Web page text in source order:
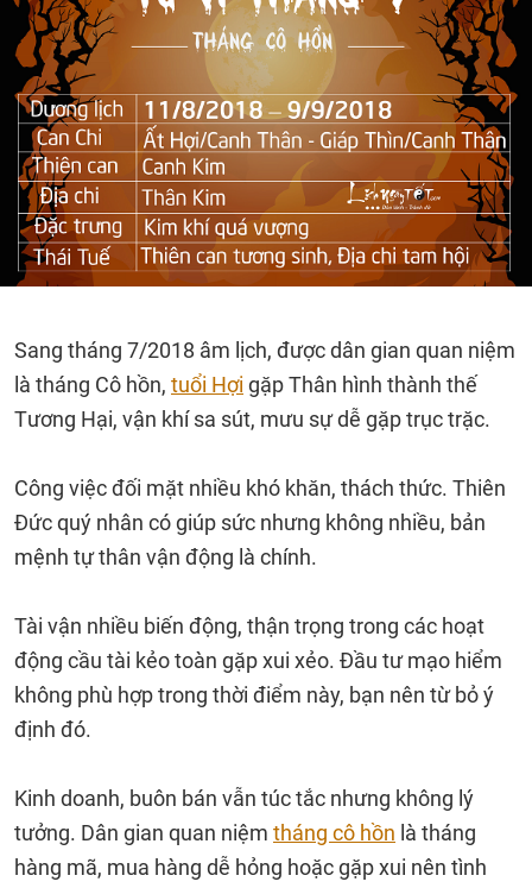
Sang tháng 7/2018 âm lịch, được dân gian quan niệm
là tháng Cô hồn, tuổi Hợi gặp Thân hình thành thế
Tương Hại, vận khí sa sút, mưu sự dễ gặp trục trặc.
Công việc đối mặt nhiều khó khăn, thách thức. Thiên
Đức quý nhân có giúp sức nhưng không nhiều, bản
mệnh tự thân vận động là chính.
Tài vận nhiều biến động, thận trọng trong các hoạt
động cầu tài kẻo toàn gặp xui xẻo. Đầu tư mạo hiểm
không phù hợp trong thời điểm này, bạn nên từ bỏ ý
định đó.
Kinh doanh, buôn bán vẫn túc tắc nhưng không lý
tưởng. Dân gian quan niệm tháng cô hồn là tháng
hàng mã, mua hàng dễ hỏng hoặc gặp xui nên tình